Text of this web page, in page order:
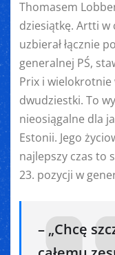
Thomasem
dziesiątkę. Artti
uzbierał łącznie
generalnej PŚ,
Prix i wielokrotnie
dwudziestki. To
nieosiągalne dla
Estonii. Jego
najlepszy czas to
23. pozycji w
– „Chcę